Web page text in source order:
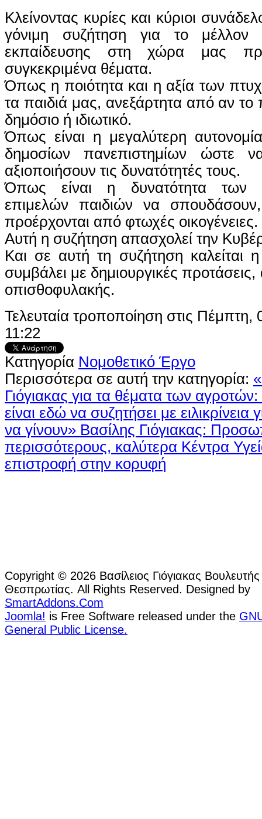
Κλείνοντας κυρίες και κύριοι
γόνιμη συζήτηση για το μέλλον
εκπαίδευσης στη χώρα μας
συγκεκριμένα θέματα.
Όπως η ποιότητα και η αξία των
τα παιδιά μας, ανεξάρτητα από αν το
δημόσιο ή ιδιωτικό.
Όπως είναι η μεγαλύτερη
δημοσίων πανεπιστημίων ώστε
αξιοποιήσουν τις δυνατότητές τους.
Όπως είναι η δυνατότητα των
επιμελών παιδιών να
προέρχονται από φτωχές οικογένειες.
Αυτή η συζήτηση απασχολεί την
Και σε αυτή τη συζήτηση καλείται η
συμβάλει με δημιουργικές προτάσεις,
οπισθοφυλακής.
Τελευταία τροποποίηση στις Πέμπτη,
11:22
Κατηγορία Νομοθετικό Έργο
Περισσότερα σε αυτή την κατηγορία:
Γιόγιακας για τα θέματα των
είναι εδώ να συζητήσει με ειλικρίνεια
να γίνουν» Βασίλης Γιόγιακας:
περισσότερους, καλύτερα Κέντρα
επιστροφή στην κορυφή
Copyright © 2026 Βασίλειος Γιόγιακας
Θεσπρωτίας. All Rights Reserved. Designed by
SmartAddons.Com
Joomla! is Free Software released under the
General Public License.